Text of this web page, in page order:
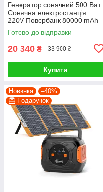
Генератор сонячний 500 Ват
Сонячна електростанція
220V Повербанк 80000 mAh
+ сонячна панель 100 ват
Готово до відправки
20 340 ₴ 33 900 ₴
Купити
Новинка
–40%
Подарунок